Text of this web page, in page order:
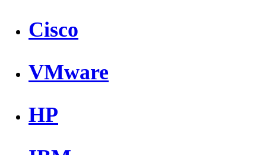
Cisco
VMware
HP